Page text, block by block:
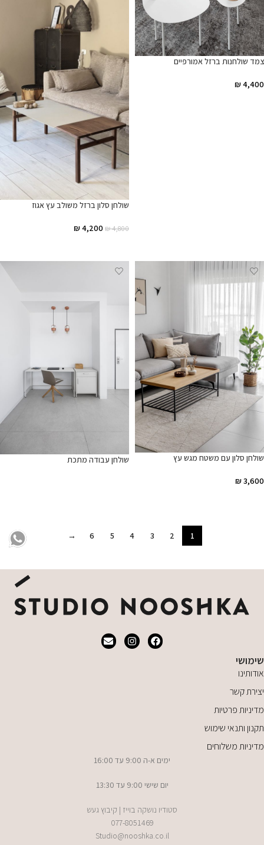
צמד שולחנות ברזל אמורפיים
₪4,400
שולחן סלון ברזל משולב עץ אגוז
₪4,800
₪4,200
שולחן סלון עם משטח מגש עץ
₪3,600
שולחן עבודה מתכת
1
2
3
4
5
6
→
שימושי
אודותינו
יצירת קשר
מדיניות פרטיות
תקנון ותנאי שימוש
מדיניות משלוחים
ימים א-ה 9:00 עד 16:00
יום שישי 9:00 עד 13:30
סטודיו נושקה בוייז | קיבוץ געש
077-8051469
Studio@nooshka.co.il